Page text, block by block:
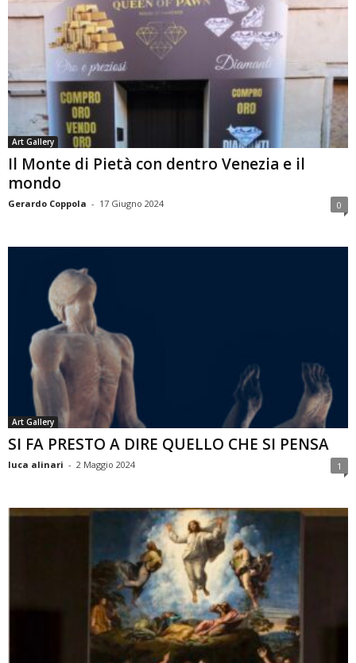
Art Gallery
Il Monte di Pietà con dentro Venezia e il
mondo
Gerardo Coppola - 17 Giugno 2024 0
Art Gallery
SI FA PRESTO A DIRE QUELLO CHE SI PENSA
luca alinari - 2 Maggio 2024 1